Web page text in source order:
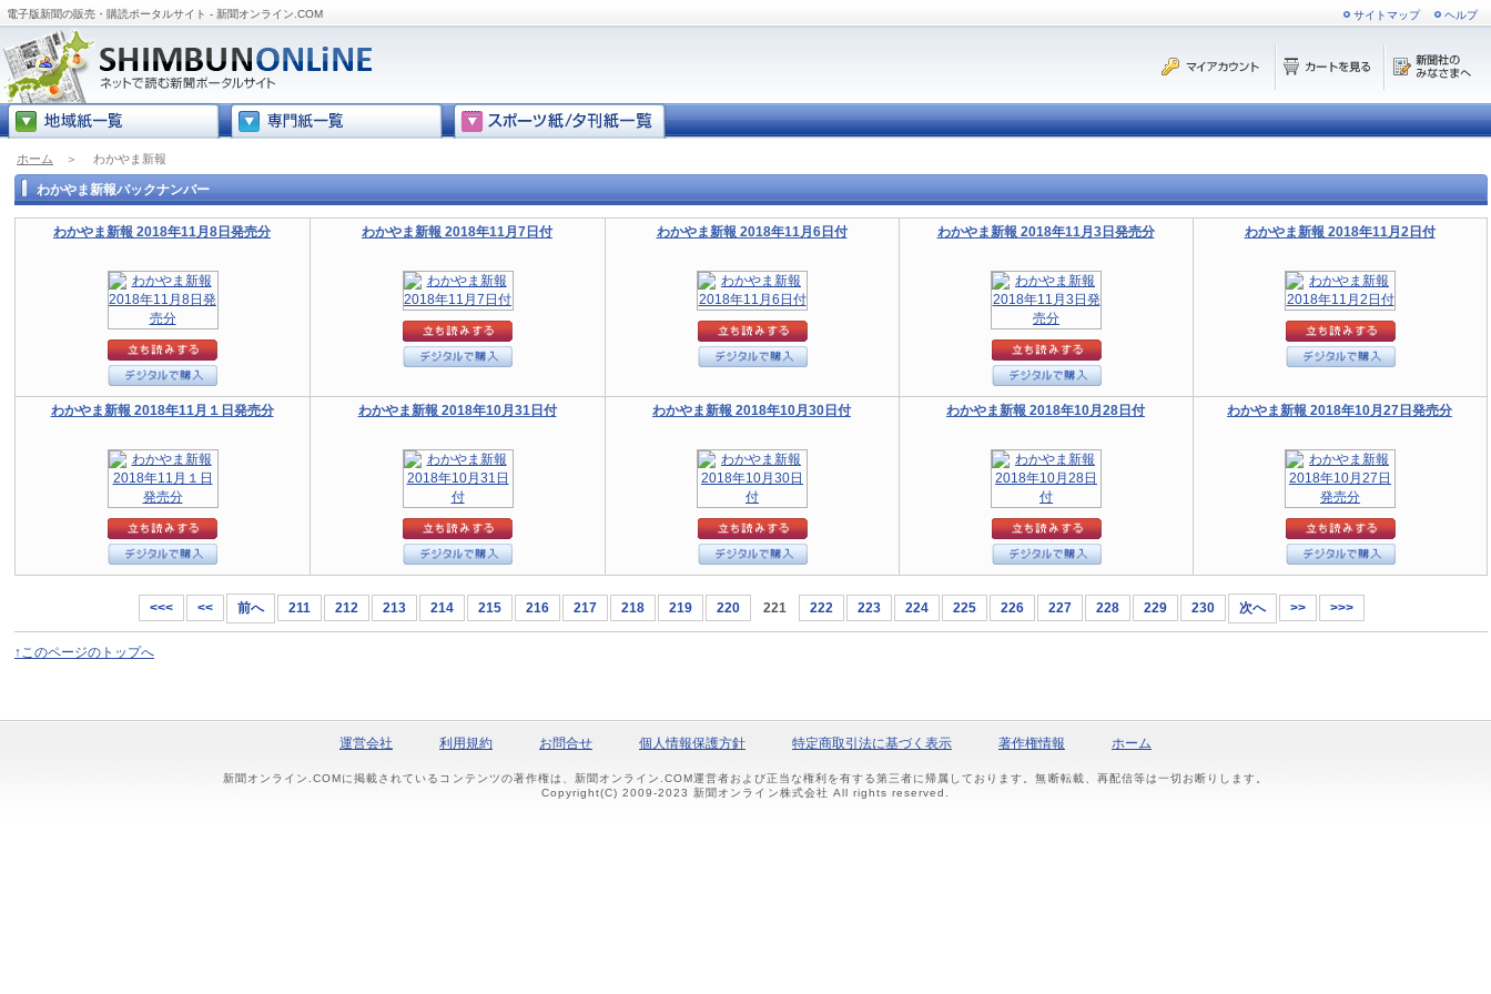
電子版新聞の販売・購読ポータルサイト - 新聞オンライン.COM サイトマップ ヘルプ
ホーム ＞ わかやま新報
わかやま新報バックナンバー
わかやま新報 2018年11月8日発売分 わかやま新報 2018年11月7日付 わかやま新報 2018年11月6日付 わかやま新報 2018年11月3日発売分 わかやま新報 2018年11月2日付
わかやま新報 2018年11月１日発売分 わかやま新報 2018年10月31日付 わかやま新報 2018年10月30日付 わかやま新報 2018年10月28日付 わかやま新報 2018年10月27日発売分
<<< << 前へ 211 212 213 214 215 216 217 218 219 220 221 222 223 224 225 226 227 228 229 230 次へ >> >>>
↑このページのトップへ
運営会社 利用規約 お問合せ 個人情報保護方針 特定商取引法に基づく表示 著作権情報 ホーム
新聞オンライン.COMに掲載されているコンテンツの著作権は、新聞オンライン.COM運営者および正当な権利を有する第三者に帰属しております。無断転載、再配信等は一切お断りします。
Copyright(C) 2009-2023 新聞オンライン株式会社 All rights reserved.